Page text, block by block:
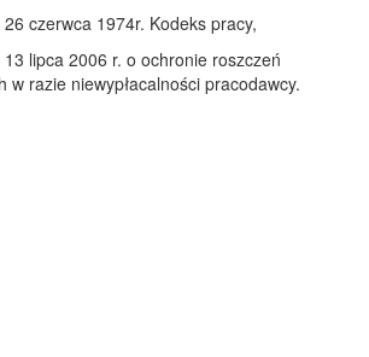
czerwca 1974r. Kodeks pracy,
lipca 2006 r. o ochronie roszczeń
w razie niewypłacalności pracodawcy.